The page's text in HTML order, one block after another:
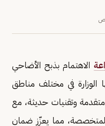
الاهتمام بذبح الأضاحي
الوزارة في مختلف مناطق
وتقنيات حديثة، مع
المتخصصة، مما يعزّز ضمان